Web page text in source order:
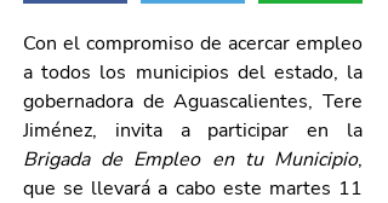
Con el compromiso de acercar empleo
a todos los municipios del estado, la
gobernadora de Aguascalientes, Tere
Brigada de Empleo en tu Municipio,
que se llevará a cabo este martes 11